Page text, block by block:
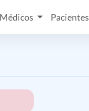
Médicos Pacientes